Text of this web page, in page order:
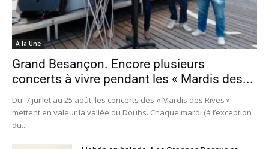
A la Une
Grand Besançon. Encore plusieurs
concerts à vivre pendant les « Mardis des...
Du 7 juillet au 25 août, les concerts des « Mardis des Rives »
mettent en valeur la vallée du Doubs. Chaque mardi (à l’exception
du...